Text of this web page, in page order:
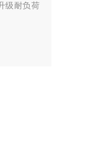
级耐负荷